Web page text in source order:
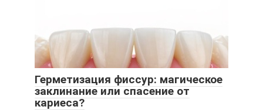
Герметизация фиссур: магическое
заклинание или спасение от
кариеса?